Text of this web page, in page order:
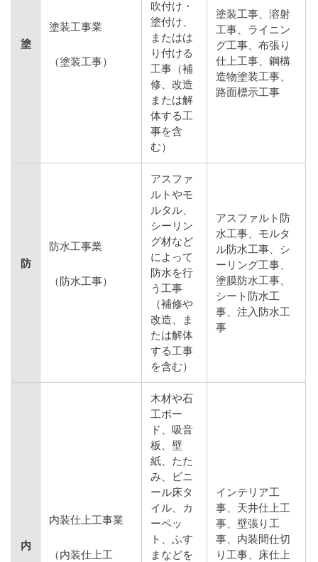
塗
塗装工事業
（塗装工事）
吹付け・
塗付け、
またはは
り付ける
工事（補
修、改造
または解
体する工
事を含
む）
塗装工事、溶射
工事、ライニン
グ工事、布張り
仕上工事、鋼構
造物塗装工事、
路面標示工事
防
防水工事業
（防水工事）
アスファ
ルトやモ
ルタル、
シーリン
グ材など
によって
防水を行
う工事
（補修や
改造、ま
たは解体
する工事
を含む）
アスファルト防
水工事、モルタ
ル防水工事、シ
ーリング工事、
塗膜防水工事、
シート防水工
事、注入防水工
事
内
内装仕上工事業
（内装仕上工
木材や石
工ボー
ド、吸音
板、壁
紙、たた
み、ビニ
ール床タ
イル、カ
ーペッ
ト、ふす
まなどを
インテリア工
事、天井仕上工
事、壁張り工
事、内装間仕切
り工事、床仕上